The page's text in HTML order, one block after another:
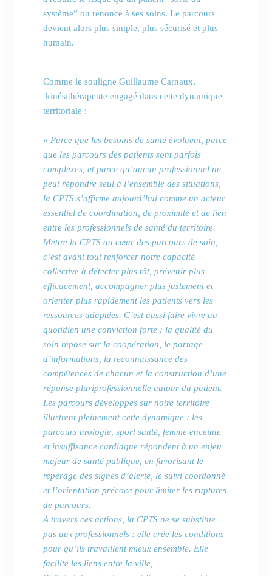
système” ou renonce à ses soins. Le parcours
devient alors plus simple, plus sécurisé et plus
humain.
Comme le souligne Guillaume Carnaux,
kinésithérapeute engagé dans cette dynamique
territoriale :
« Parce que les besoins de santé évoluent, parce
que les parcours des patients sont parfois
complexes, et parce qu’aucun professionnel ne
peut répondre seul à l’ensemble des situations,
la CPTS s’affirme aujourd’hui comme un acteur
essentiel de coordination, de proximité et de lien
entre les professionnels de santé du territoire.
Mettre la CPTS au cœur des parcours de soin,
c’est avant tout renforcer notre capacité
collective à détecter plus tôt, prévenir plus
efficacement, accompagner plus justement et
orienter plus rapidement les patients vers les
ressources adaptées. C’est aussi faire vivre au
quotidien une conviction forte : la qualité du
soin repose sur la coopération, le partage
d’informations, la reconnaissance des
compétences de chacun et la construction d’une
réponse pluriprofessionnelle autour du patient.
Les parcours développés sur notre territoire
illustrent pleinement cette dynamique : les
parcours urologie, sport santé, femme enceinte
et insuffisance cardiaque répondent à un enjeu
majeur de santé publique, en favorisant le
repérage des signes d’alerte, le suivi coordonné
et l’orientation précoce pour limiter les ruptures
de parcours.
À travers ces actions, la CPTS ne se substitue
pas aux professionnels : elle crée les conditions
pour qu’ils travaillent mieux ensemble. Elle
facilite les liens entre la ville,